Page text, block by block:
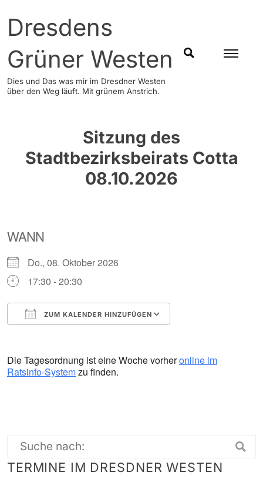
content
Dresdens
Grüner Westen
Dies und Das was mir im Dresdner Westen
über den Weg läuft. Mit grünem Anstrich.
SUCHEN
Sitzung des
Stadtbezirksbeirats Cotta
08.10.2026
WANN
Do., 08. Oktober 2026
17:30 - 20:30
ZUM KALENDER HINZUFÜGEN
Die Tagesordnung ist eine Woche vorheronline im
Ratsinfo-Systemzu finden.
Suche
nach:
TERMINE IM DRESDNER WESTEN